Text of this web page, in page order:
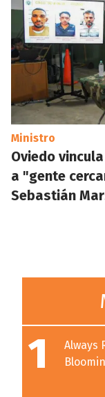
Ministro
Oviedo
a "gente
Sebastián
1
Always